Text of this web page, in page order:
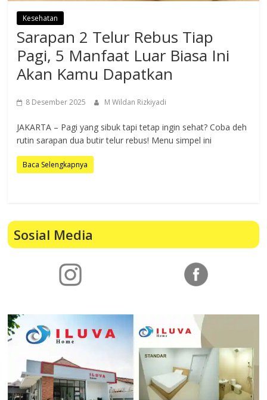
Kesehatan
Sarapan 2 Telur Rebus Tiap
Pagi, 5 Manfaat Luar Biasa Ini
Akan Kamu Dapatkan
8 Desember 2025 M Wildan Rizkiyadi
JAKARTA – Pagi yang sibuk tapi tetap ingin sehat? Coba deh
rutin sarapan dua butir telur rebus! Menu simpel ini
Baca Selengkapnya
Sosial Media